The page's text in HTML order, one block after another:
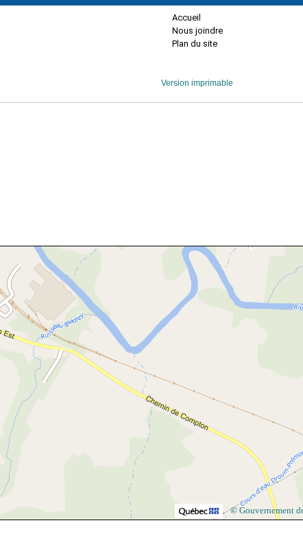
Accueil
Nous joindre
Plan du site
Version imprimable
© Gouvernement